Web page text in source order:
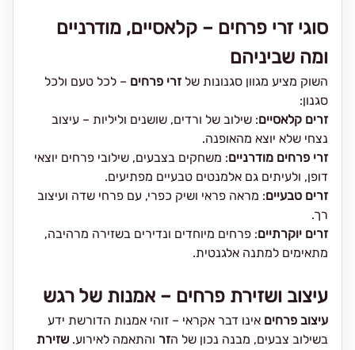
סוגי זרי פרחים – קלאסיים, מודרניים
ומה שביניהם
השוק מציע מגוון סגנונות של זרי פרחים – לכל טעם ולכל
סגנון:
זרים קלאסיים: שילוב של ורדים, שושנים וליליות – עיצוב
נצחי שלא יוצא מהאופנה.
זרי פרחים מודרניים: משחקים בצבעים, שילובי פרחים יוצאי
דופן, ולעיתים גם אלמנטים טבעיים מפתיעים.
זרים טבעיים: מראה פראי ושיק כפרי, עם פרחי שדה ועיצוב
רך.
זרים יוקרתיים: פרחים מיוחדים ונדירים בשזירה מרהיבה,
מתאימים למתנה אלגנטית.
עיצוב ושזירת פרחים – אמנות של רגש
עיצוב פרחים אינו דבר אקראי – זוהי אמנות הדורשת ידע
בשילוב צבעים, מבנה נכון של הזר והתאמה לאירוע. שזירת